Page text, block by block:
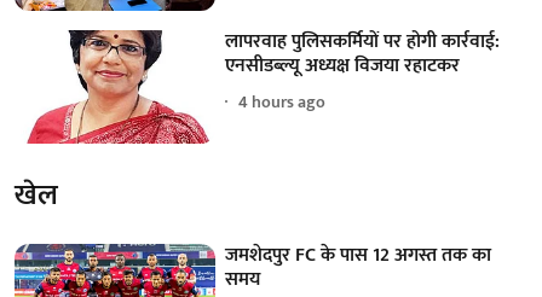
लापरवाह पुलिसकर्मियों पर होगी कार्रवाई:
एनसीडब्ल्यू अध्यक्ष विजया रहाटकर
4 hours ago
खेल
जमशेदपुर FC के पास 12 अगस्त तक का
समय